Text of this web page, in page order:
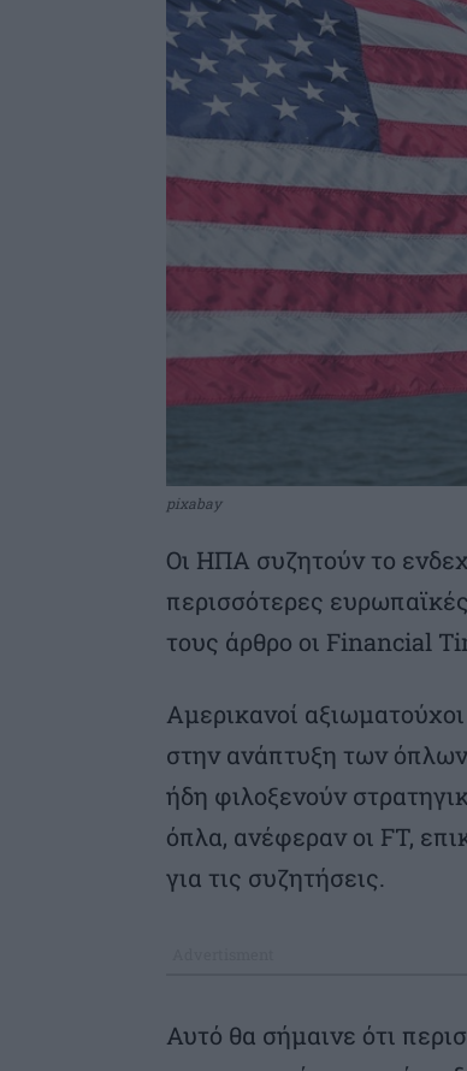
pixabay
Οι ΗΠΑ συζητούν το
περισσότερες
τους άρθρο οι Financial
Αμερικανοί
στην ανάπτυξη των
ήδη φιλοξενούν
όπλα, ανέφεραν οι FT,
για τις συζητήσεις.
Αυτό θα σήμαινε ότι